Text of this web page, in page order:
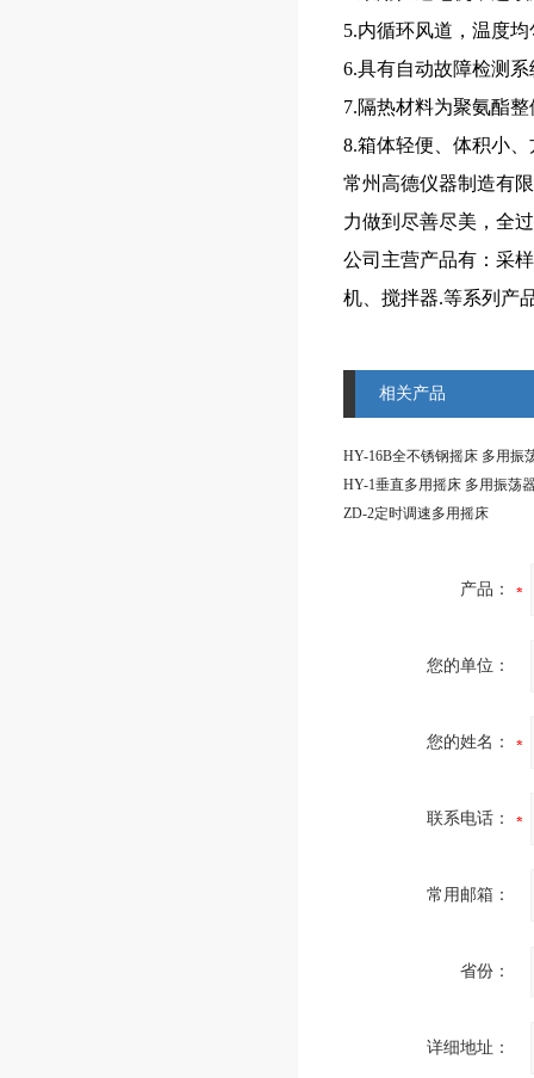
5.内循环风道，温度均
6.具有自动故障检测
7.隔热材料为聚氨酯
8.箱体轻便、体积小
常州高德仪器制造有
力做到尽善尽美，全
公司主营产品有：采
机、搅拌器.等系列产
相关产品
HY-16B全不锈钢摇床 多用振
HY-1垂直多用摇床 多用振荡
ZD-2定时调速多用摇床
产品：
您的单位：
您的姓名：
联系电话：
常用邮箱：
省份：
详细地址：